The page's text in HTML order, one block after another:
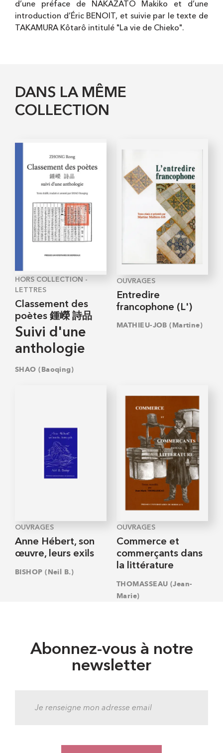
d’une préface de NAKAZATO Makiko et d’une
introduction d’Éric BENOIT, et suivie par le texte de
TAKAMURA Kôtarô intitulé "La vie de Chieko".
DANS LA MÊME
COLLECTION
HORS COLLECTION -
LETTRES
Classement des
poètes 鍾嶸 詩品
Suivi d'une
anthologie
SHAO (Baoqing)
OUVRAGES
Entredire
francophone (L')
MATHIEU-JOB (Martine)
OUVRAGES
Anne Hébert, son
œuvre, leurs exils
BISHOP (Neil B.)
OUVRAGES
Commerce et
commerçants dans
la littérature
THOMASSEAU (Jean-
Marie)
Abonnez-vous à notre
newsletter